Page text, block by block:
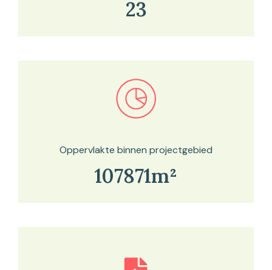
23
Bekijk in onze kaartviewer
Oppervlakte binnen projectgebied
107871m²